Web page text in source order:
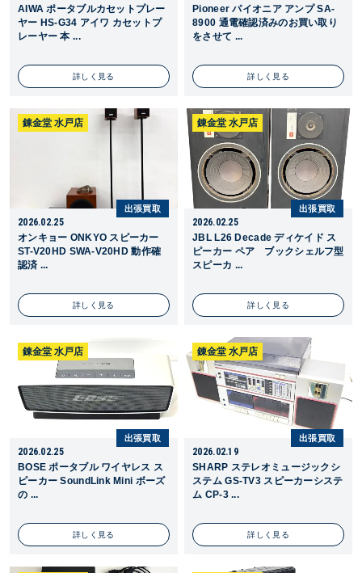
AIWA ポータブルカセットプレー
ヤー HS-G34 アイワ カセットプ
レーヤー 本 ...
詳しく見る
Pioneer パイオニア アンプ SA-
8900 通電確認済みのお買い取り
をさせて ...
詳しく見る
錬金堂 水戸店
出張買取
2026.02.25
オンキョー ONKYO スピーカー
ST-V20HD SWA-V20HD 動作確
認済 ...
詳しく見る
錬金堂 水戸店
出張買取
2026.02.25
JBL L26 Decade ディケイド ス
ピーカー ペア ブックシェルフ型
スピーカ ...
詳しく見る
錬金堂 水戸店
出張買取
2026.02.25
BOSE ポータブル ワイヤレス ス
ピーカー SoundLink Mini ボーズ
の ...
詳しく見る
錬金堂 水戸店
出張買取
2026.02.19
SHARP ステレオミュージックシ
ステム GS-TV3 スピーカーシステ
ム CP-3 ...
詳しく見る